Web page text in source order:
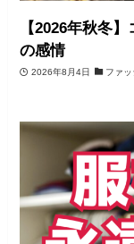
【2026年秋冬
の感情
2026年8月4日 ファ